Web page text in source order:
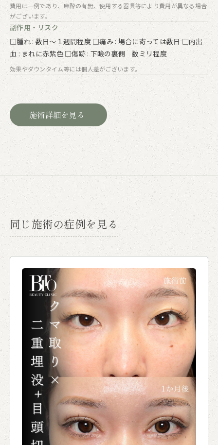
費用は一例であり、麻酔の有無、使用する器具等により費用が異なる場合
がございます。
副作用・リスク
□腫れ : 数日～１週間程度 □痛み : 場合に寄っては数日 □内出
血 : まれに赤紫色 □傷跡 : 下瞼の裏側 数ミリ程度
効果やダウンタイム等には個人差がございます。
施術詳細を見る
同じ施術の症例を見る